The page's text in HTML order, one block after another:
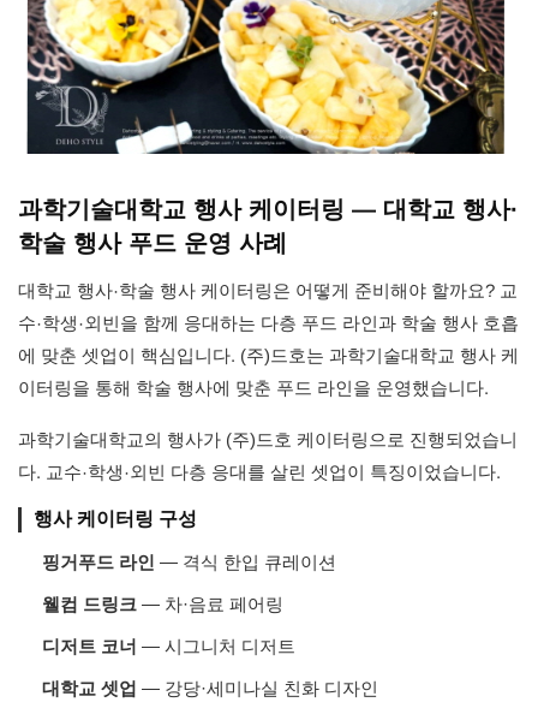
과학기술대학교 행사 케이터링 — 대학교 행사·
학술 행사 푸드 운영 사례
대학교 행사·학술 행사 케이터링은 어떻게 준비해야 할까요? 교
수·학생·외빈을 함께 응대하는 다층 푸드 라인과 학술 행사 호흡
에 맞춘 셋업이 핵심입니다. (주)드호는 과학기술대학교 행사 케
이터링을 통해 학술 행사에 맞춘 푸드 라인을 운영했습니다.
과학기술대학교의 행사가 (주)드호 케이터링으로 진행되었습니
다. 교수·학생·외빈 다층 응대를 살린 셋업이 특징이었습니다.
행사 케이터링 구성
핑거푸드 라인 — 격식 한입 큐레이션
웰컴 드링크 — 차·음료 페어링
디저트 코너 — 시그니처 디저트
대학교 셋업 — 강당·세미나실 친화 디자인